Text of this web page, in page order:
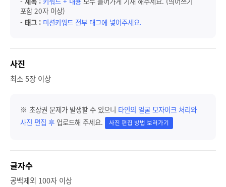
포함 20자 이상)
- 태그 : 미션키워드 전부 태그에 넣어주세요.
사진
최소 5장 이상
※ 초상권 문제가 발생할 수 있으니 타인의 얼굴 모자이크 처리와
사진 편집 후 업로드해 주세요. 사진 편집 방법 보러가기
글자수
공백제외 100자 이상